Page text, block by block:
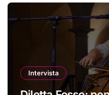
Intervista